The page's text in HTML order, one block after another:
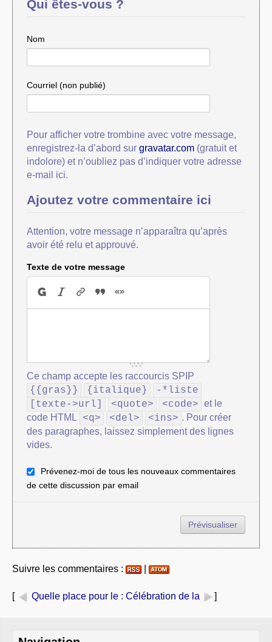
Qui êtes-vous ?
Nom
Courriel (non publié)
Pour afficher votre trombine avec votre message,
enregistrez-la d’abord sur gravatar.com(gratuit et
indolore) et n’oubliez pas d’indiquer votre adresse
e-mail ici.
Ajoutez votre commentaire ici
Attention, votre message n’apparaîtra qu’après
avoir été relu et approuvé.
Texte de votre message
Ce champ accepte les raccourcis SPIP
{{gras}} {italique}
-*liste
[texte->url]
<quote> <code> et le
code HTML
<q> <del> <ins> . Pour créer
des paragraphes, laissez simplement des lignes
vides.
Prévenez-moi de tous les nouveaux commentaires
de cette discussion par email
Suivre les commentaires :
[ Quelle place pour le : Célébration de la ]